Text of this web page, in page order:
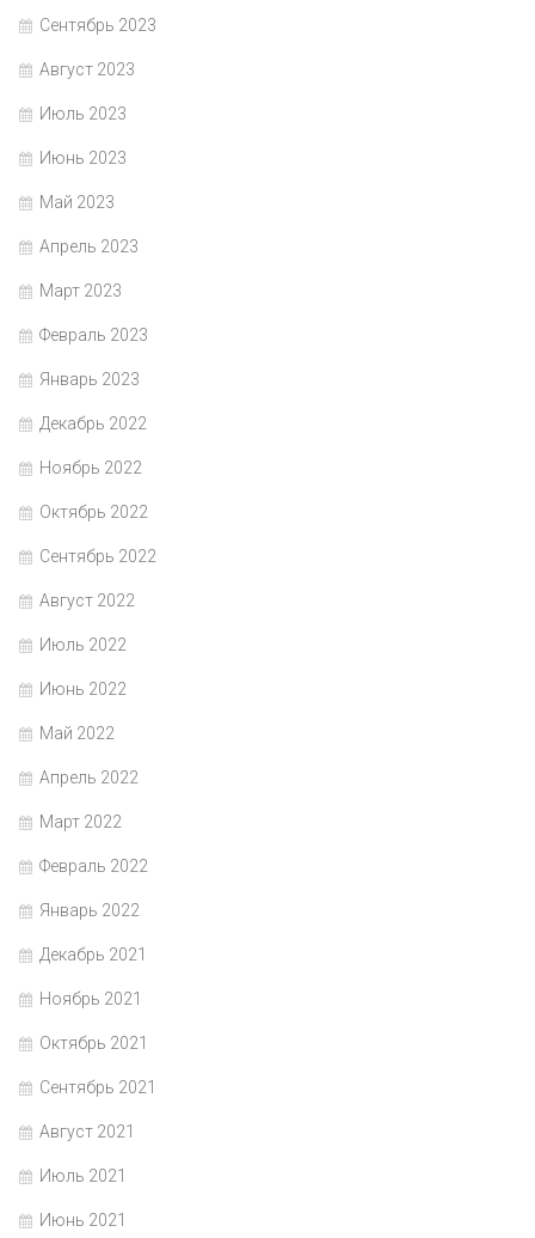
Сентябрь 2023
Август 2023
Июль 2023
Июнь 2023
Май 2023
Апрель 2023
Март 2023
Февраль 2023
Январь 2023
Декабрь 2022
Ноябрь 2022
Октябрь 2022
Сентябрь 2022
Август 2022
Июль 2022
Июнь 2022
Май 2022
Апрель 2022
Март 2022
Февраль 2022
Январь 2022
Декабрь 2021
Ноябрь 2021
Октябрь 2021
Сентябрь 2021
Август 2021
Июль 2021
Июнь 2021